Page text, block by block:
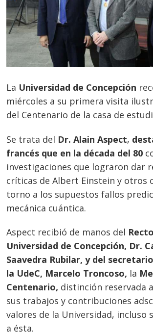
La Universidad de Concepción
miércoles a su primera visita
del Centenario de la casa de
Se trata del Dr. Alain Aspect,
francés que en la década del 80
investigaciones que lograron dar
críticas de Albert Einstein y otros
torno a los supuestos fallos
mecánica cuántica.
Aspect recibió de manos del
Universidad de Concepción, Dr.
Saavedra Rubilar, y del
la UdeC, Marcelo Troncoso, la
Centenario, distinción reservada
sus trabajos y contribuciones
valores de la Universidad, incluso
a ésta.